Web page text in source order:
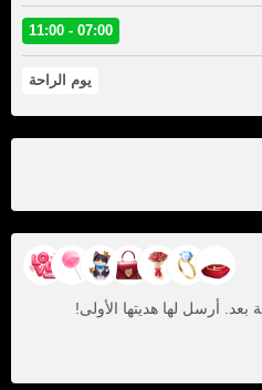
07:00 - 11:00
يوم الراحة
بعد. أرسل لها هديتها الأولى!